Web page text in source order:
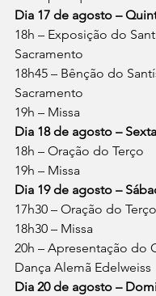
Dia 17 de agosto –
18h – Exposição do
Sacramento
18h45 – Bênção do
Sacramento
19h – Missa
Dia 18 de agosto –
18h – Oração do Terço
19h – Missa
Dia 19 de agosto –
17h30 – Oração do Terço
18h30 – Missa
20h – Apresentação do
Dança Alemã Edelweiss
Dia 20 de agosto –